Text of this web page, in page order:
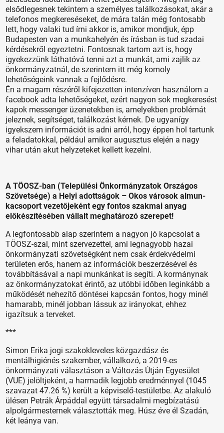
elsődlegesnek tekintem a személyes találkozásokat, akár a
telefonos megkereséseket, de mára talán még fontosabb
lett, hogy valaki tud írni akkor is, amikor mondjuk, épp
Budapesten van a munkahelyén és írásban is tud szadai
kérdésekről egyeztetni. Fontosnak tartom azt is, hogy
igyekezzünk láthatóvá tenni azt a munkát, ami zajlik az
önkormányzatnál, de szerintem itt még komoly
lehetőségeink vannak a fejlődésre.
Én a magam részéről kifejezetten intenzíven használom a
facebook adta lehetőségeket, ezért nagyon sok megkeresést
kapok messenger üzenetekben is, amelyekben problémát
jeleznek, segítséget, találkozást kérnek. De ugyanígy
igyekszem információt is adni arról, hogy éppen hol tartunk
a feladatokkal, például amikor augusztus elején a nagy
vihar után akut helyzeteket kellett kezelni.
A TÖOSZ-ban (Települési Önkormányzatok Országos
Szövetsége) a Helyi adottságok – Okos városok al­mun­
kacsoport vezetőjeként egy fontos szakmai anyag
előkészítésében vállalt meghatározó szerepet!
A legfontosabb alap szerintem a nagyon jó kapcsolat a
TÖOSZ-szal, mint szervezettel, ami legnagyobb hazai
önkormányzati szövetségként nem csak érdekvédelmi
területen erős, hanem az információk beszerzésével és
továbbításával a napi munkánkat is segíti. A kormánynak
az önkormányzatokat érintő, az utóbbi időben leginkább a
működését nehezítő döntései kapcsán fontos, hogy minél
hamarabb, minél jobban lássuk az irányokat, ehhez
igazítsuk a terveket.
***
Simon Erika jogi szakokleveles közgazdász és
mentálhigiénés szakember, vállalkozó, a 2019-es
önkormányzati választáson a Változás Útján Egyesület
(VUE) jelöltjeként, a harmadik legjobb eredménnyel (1045
szavazat 47.26 %) került a képviselő-testületbe. Az alakuló
ülésen Petrák Árpáddal együtt társadalmi megbízatású
alpolgármesternek választották meg. Húsz éve él Szadán,
két leánya van.